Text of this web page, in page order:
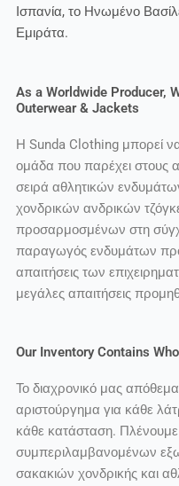
Ισπανία, το Ηνωμένο
Εμιράτα.
As a Worldwide Producer,
Outerwear & Jackets
Η Sunda Clothing μπορεί
ομάδα που παρέχει στους
σειρά αθλητικών
χονδρικών ανδρικών
προσαρμοσμένων στη
παραγωγός ενδυμάτων
απαιτήσεις των
μεγάλες απαιτήσεις
Our Inventory Contains
Το διαχρονικό μας
αριστούργημα για κάθε
κάθε κατάσταση. Πλένουμε
συμπεριλαμβανομένων
σακακιών χονδρικής και